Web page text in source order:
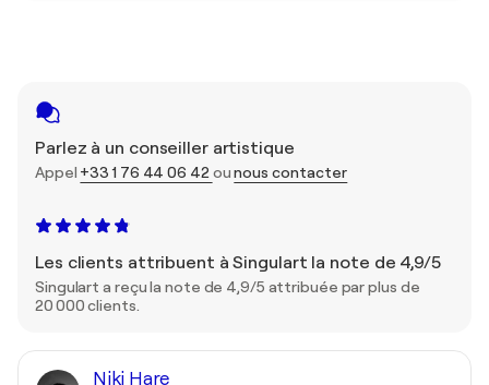
Parlez à un conseiller artistique
Appel +33 1 76 44 06 42ounous contacter
Les clients attribuent à Singulart la note de 4,9/5
Singulart a reçu la note de 4,9/5 attribuée par plus de
20 000 clients.
Niki Hare